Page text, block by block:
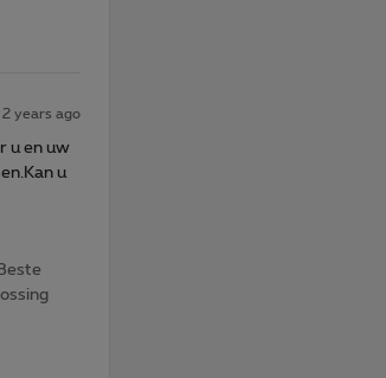
years ago
u en uw
u